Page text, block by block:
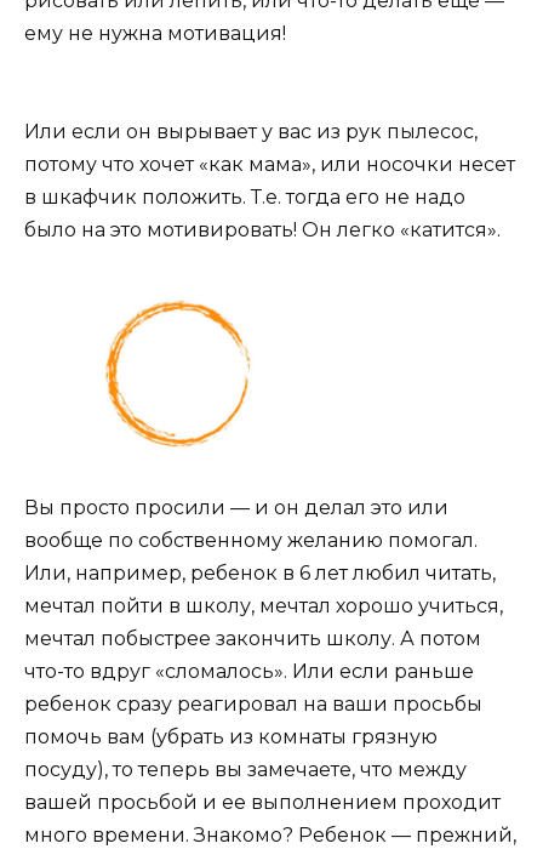
ему не нужна мотивация!
Или если он вырывает у вас из рук пылесос,
потому что хочет «как мама», или носочки несет
в шкафчик положить. Т.е. тогда его не надо
было на это мотивировать! Он легко «катится».
Вы просто просили — и он делал это или
вообще по собственному желанию помогал.
Или, например, ребенок в 6 лет любил читать,
мечтал пойти в школу, мечтал хорошо учиться,
мечтал побыстрее закончить школу. А потом
что-то вдруг «сломалось». Или если раньше
ребенок сразу реагировал на ваши просьбы
помочь вам (убрать из комнаты грязную
посуду), то теперь вы замечаете, что между
вашей просьбой и ее выполнением проходит
много времени. Знакомо? Ребенок — прежний,